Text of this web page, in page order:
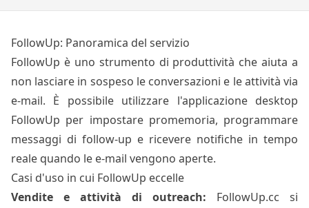
FollowUp: Panoramica del servizio
FollowUp è uno strumento di produttività che aiuta a
non lasciare in sospeso le conversazioni e le attività via
e-mail. È possibile utilizzare l'applicazione desktop
FollowUp per impostare promemoria, programmare
messaggi di follow-up e ricevere notifiche in tempo
reale quando le e-mail vengono aperte.
Casi d'uso in cui FollowUp eccelle
Vendite e attività di outreach: FollowUp.cc si